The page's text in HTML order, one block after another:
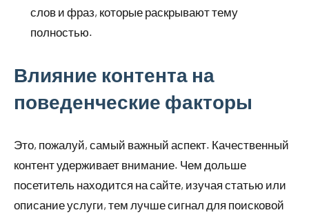
слов и фраз, которые раскрывают тему
полностью.
Влияние контента на
поведенческие факторы
Это, пожалуй, самый важный аспект. Качественный
контент удерживает внимание. Чем дольше
посетитель находится на сайте, изучая статью или
описание услуги, тем лучше сигнал для поисковой